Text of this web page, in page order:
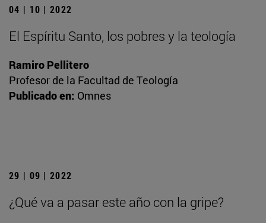
04 | 10 | 2022
El Espíritu Santo, los pobres y la teología
Ramiro Pellitero
Profesor de la Facultad de Teología
Publicado en: Omnes
29 | 09 | 2022
¿Qué va a pasar este año con la gripe?